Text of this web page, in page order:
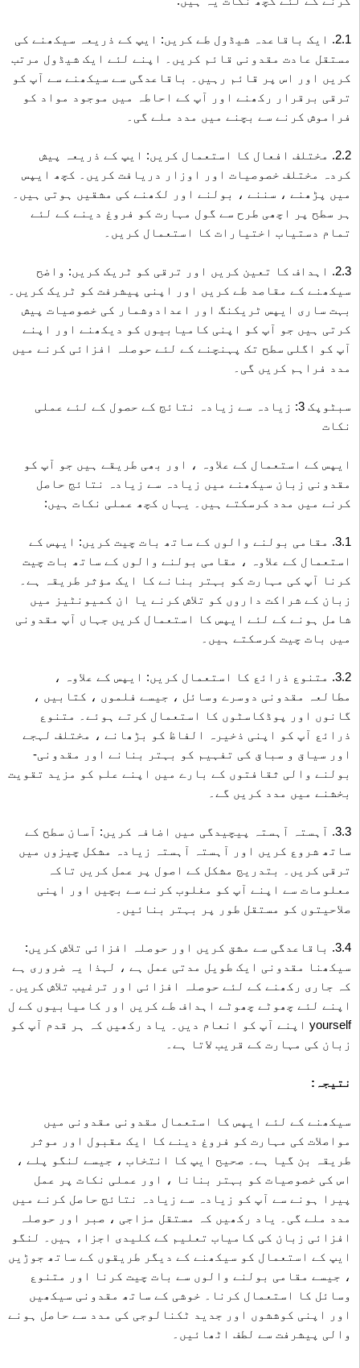
2.1. ایک باقاعدہ شیڈول طے کریں: ایپ کے ذریعہ سیکھنے کی
مستقل عادت مقدونی قائم کریں۔ اپنے لئے ایک شیڈول مرتب
کریں اور اس پر قائم رہیں۔ باقاعدگی سے سیکھنے سے آپ کو
ترقی برقرار رکھنے اور آپ کے احاطہ میں موجود مواد کو
فراموش کرنے سے بچنے میں مدد ملے گی۔
2.2. مختلف افعال کا استعمال کریں: ایپ کے ذریعہ پیش
کردہ مختلف خصوصیات اور اوزار دریافت کریں۔ کچھ ایپس
میں پڑھنے ، سننے ، بولنے اور لکھنے کی مشقیں ہوتی ہیں۔
ہر سطح پر اچھی طرح سے گول مہارت کو فروغ دینے کے لئے
تمام دستیاب اختیارات کا استعمال کریں۔
2.3. اہداف کا تعین کریں اور ترقی کو ٹریک کریں: واضح
سیکھنے کے مقاصد طے کریں اور اپنی پیشرفت کو ٹریک کریں۔
بہت ساری ایپس ٹریکنگ اور اعدادوشمار کی خصوصیات پیش
کرتی ہیں جو آپ کو اپنی کامیابیوں کو دیکھنے اور اپنے
آپ کو اگلی سطح تک پہنچنے کے لئے حوصلہ افزائی کرنے میں
مدد فراہم کریں گی۔
سبٹوپک 3: زیادہ سے زیادہ نتائج کے حصول کے لئے عملی
نکات
ایپس کے استعمال کے علاوہ ، اور بھی طریقے ہیں جو آپ کو
مقدونی زبان سیکھنے میں زیادہ سے زیادہ نتائج حاصل
کرنے میں مدد کرسکتے ہیں۔ یہاں کچھ عملی نکات ہیں:
3.1. مقامی بولنے والوں کے ساتھ بات چیت کریں: ایپس کے
استعمال کے علاوہ ، مقامی بولنے والوں کے ساتھ بات چیت
کرنا آپ کی مہارت کو بہتر بنانے کا ایک مؤثر طریقہ ہے۔
زبان کے شراکت داروں کو تلاش کرنے یا ان کمیونٹیز میں
شامل ہونے کے لئے ایپس کا استعمال کریں جہاں آپ مقدونی
میں بات چیت کرسکتے ہیں۔
3.2. متنوع ذرائع کا استعمال کریں: ایپس کے علاوہ ،
مطالعہ مقدونی دوسرے وسائل ، جیسے فلموں ، کتابیں ،
گانوں اور پوڈکاسٹوں کا استعمال کرتے ہوئے۔ متنوع
ذرائع آپ کو اپنی ذخیرہ الفاظ کو بڑھانے ، مختلف لہجے
اور سیاق و سباق کی تفہیم کو بہتر بنانے اور مقدونی-
بولنے والی ثقافتوں کے بارے میں اپنے علم کو مزید تقویت
بخشنے میں مدد کریں گے۔
3.3. آہستہ آہستہ پیچیدگی میں اضافہ کریں: آسان سطح کے
ساتھ شروع کریں اور آہستہ آہستہ زیادہ مشکل چیزوں میں
ترقی کریں۔ بتدریج مشکل کے اصول پر عمل کریں تاکہ
معلومات سے اپنے آپ کو مغلوب کرنے سے بچیں اور اپنی
صلاحیتوں کو مستقل طور پر بہتر بنائیں۔
3.4. باقاعدگی سے مشق کریں اور حوصلہ افزائی تلاش کریں:
سیکھنا مقدونی ایک طویل مدتی عمل ہے ، لہذا یہ ضروری ہے
کہ جاری رکھنے کے لئے حوصلہ افزائی اور ترغیب تلاش کریں۔
اپنے لئے چھوٹے چھوٹے اہداف طے کریں اور کامیابیوں کے ل
yourself اپنے آپ کو انعام دیں۔ یاد رکھیں کہ ہر قدم آپ کو
زبان کی مہارت کے قریب لاتا ہے۔
نتیجہ:
سیکھنے کے لئے ایپس کا استعمال مقدونی مقدونی میں
مواصلات کی مہارت کو فروغ دینے کا ایک مقبول اور موثر
طریقہ بن گیا ہے۔ صحیح ایپ کا انتخاب ، جیسے لنگو پلے ،
اس کی خصوصیات کو بہتر بنانا ، اور عملی نکات پر عمل
پیرا ہونے سے آپ کو زیادہ سے زیادہ نتائج حاصل کرنے میں
مدد ملے گی۔ یاد رکھیں کہ مستقل مزاجی ، صبر اور حوصلہ
افزائی زبان کی کامیاب تعلیم کے کلیدی اجزاء ہیں۔ لنگو
ایپ کے استعمال کو سیکھنے کے دیگر طریقوں کے ساتھ جوڑیں
، جیسے مقامی بولنے والوں سے بات چیت کرنا اور متنوع
وسائل کا استعمال کرنا۔ خوشی کے ساتھ مقدونی سیکھیں
اور اپنی کوششوں اور جدید ٹکنالوجی کی مدد سے حاصل ہونے
والی پیشرفت سے لطف اٹھائیں۔